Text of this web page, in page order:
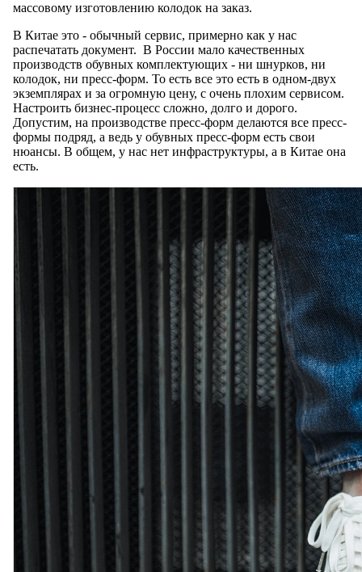
массовому изготовлению колодок на заказ.
В Китае это - обычный сервис, примерно как у нас
распечатать документ. В России мало качественных
производств обувных комплектующих - ни шнурков, ни
колодок, ни пресс-форм. То есть все это есть в одном-двух
экземплярах и за огромную цену, с очень плохим сервисом.
Настроить бизнес-процесс сложно, долго и дорого.
Допустим, на производстве пресс-форм делаются все пресс-
формы подряд, а ведь у обувных пресс-форм есть свои
нюансы. В общем, у нас нет инфраструктуры, а в Китае она
есть.